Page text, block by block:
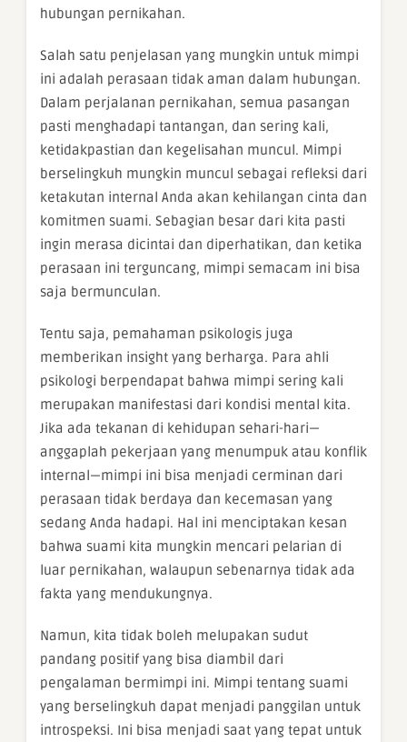
hubungan pernikahan.
Salah satu penjelasan yang mungkin untuk mimpi
ini adalah perasaan tidak aman dalam hubungan.
Dalam perjalanan pernikahan, semua pasangan
pasti menghadapi tantangan, dan sering kali,
ketidakpastian dan kegelisahan muncul. Mimpi
berselingkuh mungkin muncul sebagai refleksi dari
ketakutan internal Anda akan kehilangan cinta dan
komitmen suami. Sebagian besar dari kita pasti
ingin merasa dicintai dan diperhatikan, dan ketika
perasaan ini terguncang, mimpi semacam ini bisa
saja bermunculan.
Tentu saja, pemahaman psikologis juga
memberikan insight yang berharga. Para ahli
psikologi berpendapat bahwa mimpi sering kali
merupakan manifestasi dari kondisi mental kita.
Jika ada tekanan di kehidupan sehari-hari—
anggaplah pekerjaan yang menumpuk atau konflik
internal—mimpi ini bisa menjadi cerminan dari
perasaan tidak berdaya dan kecemasan yang
sedang Anda hadapi. Hal ini menciptakan kesan
bahwa suami kita mungkin mencari pelarian di
luar pernikahan, walaupun sebenarnya tidak ada
fakta yang mendukungnya.
Namun, kita tidak boleh melupakan sudut
pandang positif yang bisa diambil dari
pengalaman bermimpi ini. Mimpi tentang suami
yang berselingkuh dapat menjadi panggilan untuk
introspeksi. Ini bisa menjadi saat yang tepat untuk